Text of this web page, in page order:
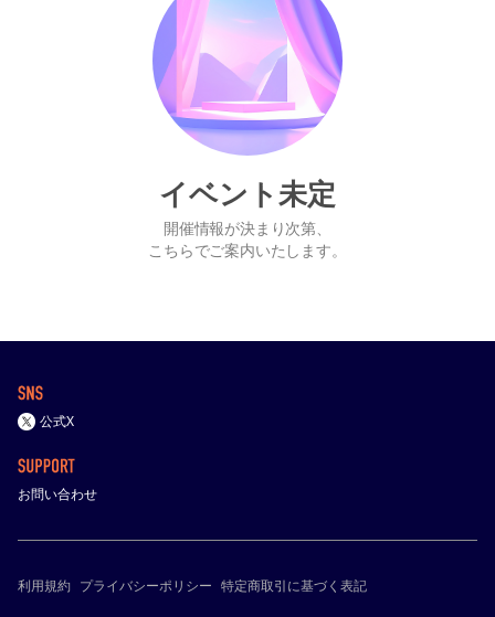
イベント未定
開催情報が決まり次第、
こちらでご案内いたします。
公式X
お問い合わせ
利用規約 プライバシーポリシー 特定商取引に基づく表記